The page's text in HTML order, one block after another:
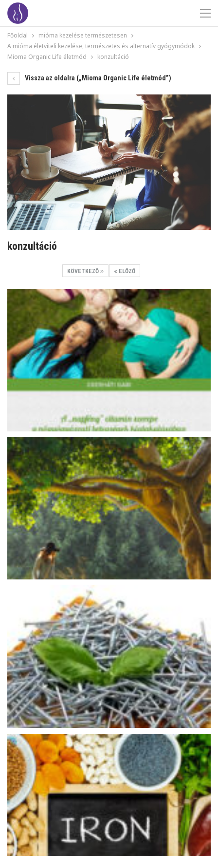
Főoldal
mióma kezelése természetesen
A mióma életviteli kezelése, természetes és alternatív gyógymódok
Mioma Organic Life életmód
konzultáció
Vissza az oldalra („Mioma Organic Life életmód”)
konzultáció
KÖVETKEZŐ ELŐZŐ